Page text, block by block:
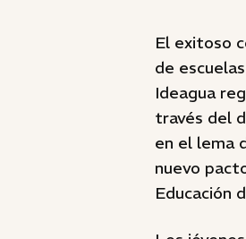
El exitoso
de
Ideagua
través del
en el lema
nuevo
Educación